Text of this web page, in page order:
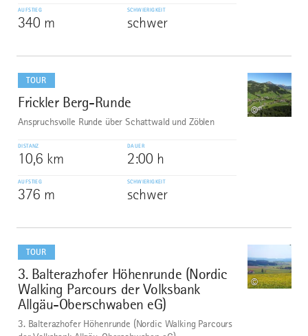
AUFSTIEG
340 m
SCHWIERIGKEIT
schwer
TOUR
6
Frickler Berg-Runde
©
Anspruchsvolle Runde über Schattwald und Zöblen
DISTANZ
10,6 km
DAUER
2:00 h
AUFSTIEG
376 m
SCHWIERIGKEIT
schwer
dazu
TOUR
7
3. Balterazhofer Höhenrunde (Nordic
Walking Parcours der Volksbank
Allgäu-Oberschwaben eG)
©
3. Balterazhofer Höhenrunde (Nordic Walking Parcours
dazu